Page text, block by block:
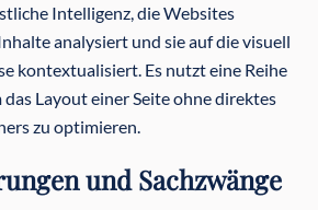
Intelligenz, die Websites
analysiert und sie auf die visuell
kontextualisiert. Es nutzt eine Reihe
Layout einer Seite ohne direktes
zu optimieren.
und Sachzwänge